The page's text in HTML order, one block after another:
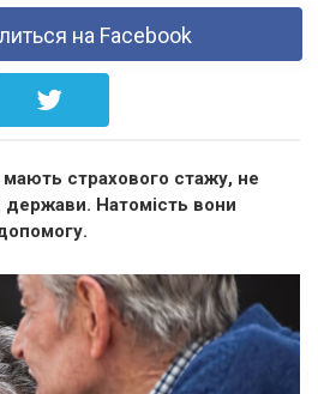
на Facebook
мають страхового стажу, не
Натомість вони